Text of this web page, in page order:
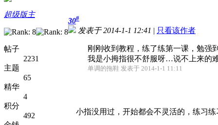
超级版主
帖子
2231
主题
65
精华
4
积分
492
30#
发表于 2014-1-1 12:41 | 只看该作者
刚刚收到教程，练了练第一课，勉强
我是小拇指很不舒服呀…说不上来的
单调的拖鞋 发表于 2014-1-1 11:11
小指没用过，开始都会不灵活的，练习练